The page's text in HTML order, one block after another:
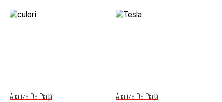
Analize De Piață Analize De Piață